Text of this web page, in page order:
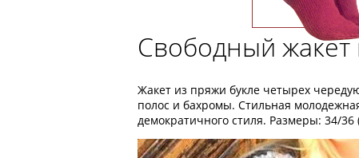
Свободный жакет
Жакет из пряжи букле четырех
полос и бахромы. Стильная
демократичного стиля. Размеры: 34/36
вя
ть